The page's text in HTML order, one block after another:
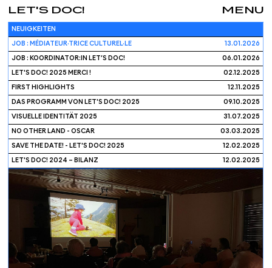
MENU
LET'S DOC!
NEUIGKEITEN
JOB : MÉDIATEUR·TRICE CULTUREL·LE 13.01.2026
JOB : KOORDINATOR:IN LET’S DOC! 06.01.2026
LET'S DOC! 2025 MERCI ! 02.12.2025
FIRST HIGHLIGHTS 12.11.2025
DAS PROGRAMM VON LET'S DOC! 2025 09.10.2025
VISUELLE IDENTITÄT 2025 31.07.2025
NO OTHER LAND - OSCAR 03.03.2025
SAVE THE DATE! - LET'S DOC! 2025 12.02.2025
LET'S DOC! 2024 – BILANZ 12.02.2025